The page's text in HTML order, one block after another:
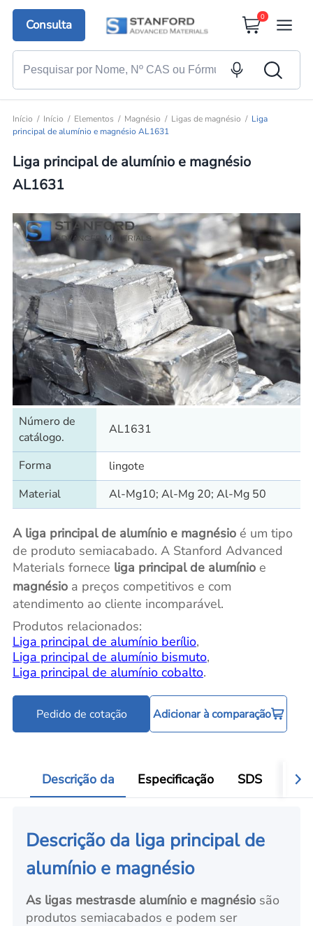
Consulta
0
Início Início Elementos Magnésio Ligas de magnésio
Liga
principal de alumínio e magnésio AL1631
Liga principal de alumínio e magnésio
AL1631
Número de
catálogo.
AL1631
Forma
lingote
Material
Al-Mg10; Al-Mg 20; Al-Mg 50
A liga principal de alumínio e magnésio é um tipo
de produto semiacabado. A Stanford Advanced
Materials fornece liga principal de alumínioe
magnésio a preços competitivos e com
atendimento ao cliente incomparável.
Produtos relacionados:
Liga principal de alumínio berílio,
Liga principal de alumínio bismuto,
Liga principal de alumínio cobalto.
Pedido de cotação Adicionar à comparação
Descrição da Especificação SDS
Descrição da liga principal de
alumínio e magnésio
As ligas mestrasde alumínio e magnésio são
produtos semiacabados e podem ser